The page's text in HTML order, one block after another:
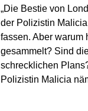
„Die Bestie von
der Polizistin
fassen. Aber warum
gesammelt? Sind
schrecklichen
Polizistin Malicia